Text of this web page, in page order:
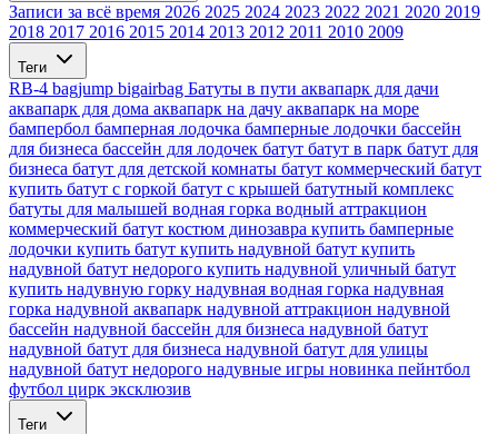
Записи за всё время 2026 2025 2024 2023 2022 2021 2020 2019
2018 2017 2016 2015 2014 2013 2012 2011 2010 2009
Теги
RB-4 bagjump bigairbag Батуты в пути аквапарк для дачи
аквапарк для дома аквапарк на дачу аквапарк на море
бампербол бамперная лодочка бамперные лодочки бассейн
для бизнеса бассейн для лодочек батут батут в парк батут для
бизнеса батут для детской комнаты батут коммерческий батут
купить батут с горкой батут с крышей батутный комплекс
батуты для малышей водная горка водный аттракцион
коммерческий батут костюм динозавра купить бамперные
лодочки купить батут купить надувной батут купить
надувной батут недорого купить надувной уличный батут
купить надувную горку надувная водная горка надувная
горка надувной аквапарк надувной аттракцион надувной
бассейн надувной бассейн для бизнеса надувной батут
надувной батут для бизнеса надувной батут для улицы
надувной батут недорого надувные игры новинка пейнтбол
футбол цирк эксклюзив
Теги